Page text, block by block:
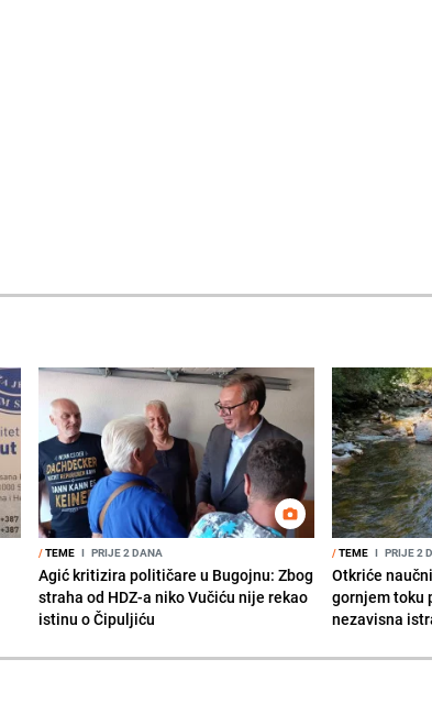
/TEME I PRIJE 2 DANA
Agić kritizira političare u Bugojnu: Zbog
straha od HDZ-a niko Vučiću nije rekao
istinu o Čipuljiću
/TEME I PRIJE 2
Otkriće
gornjem toku
nezavisna